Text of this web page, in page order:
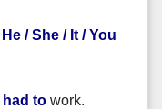
He / She / It / You
had to work.